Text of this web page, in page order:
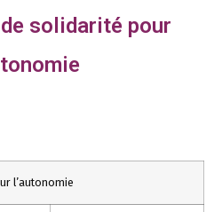
solidarité pour
l’autonomie